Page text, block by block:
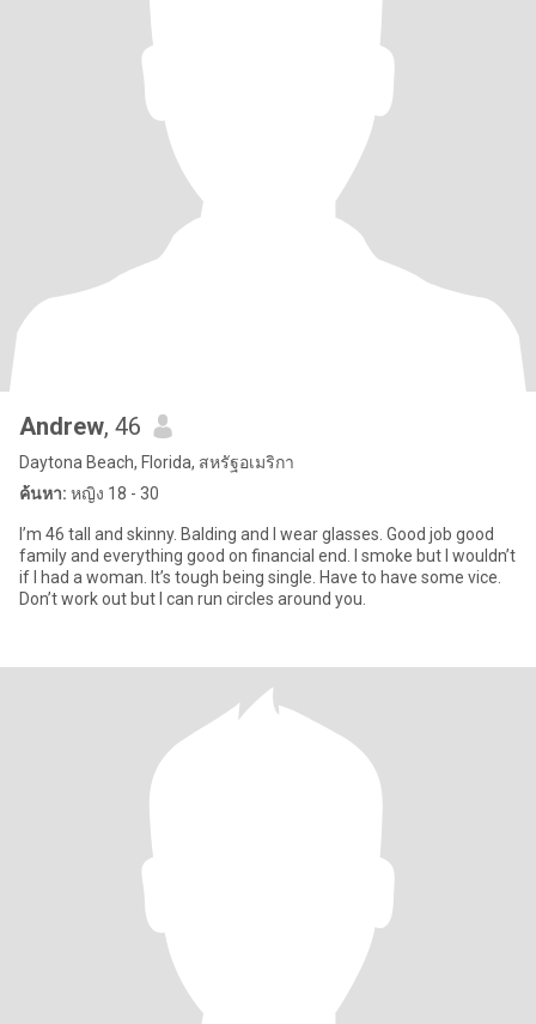
Andrew, 46
Daytona Beach, Florida, สหรัฐอเมริกา
ค้นหา: หญิง 18 - 30
I’m 46 tall and skinny. Balding and I wear glasses. Good job good
family and everything good on financial end. I smoke but I wouldn’t
if I had a woman. It’s tough being single. Have to have some vice.
Don’t work out but I can run circles around you.